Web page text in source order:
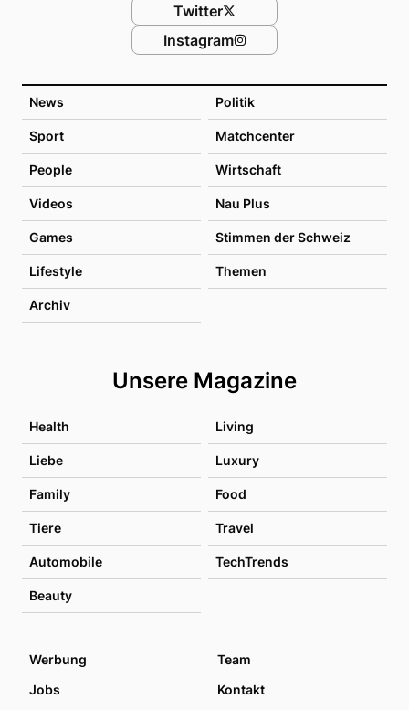
News Politik
Sport Matchcenter
People Wirtschaft
Videos Nau Plus
Games Stimmen der Schweiz
Lifestyle Themen
Archiv
Unsere Magazine
Health Living
Liebe Luxury
Family Food
Tiere Travel
Automobile TechTrends
Beauty
Twitter
Instagram
Werbung
Team
Jobs
Kontakt